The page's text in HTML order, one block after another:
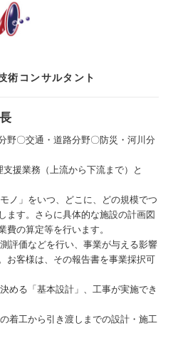
術コンサルタント
野〇交通・道路分野〇防災・河川分
援業務（上流から下流まで）と
ノ」をいつ、どこに、どの規模でつ
ます。さらに具体的な施設の計画図
費の算定等を行います。
評価などを行い、事業が与える影響
お客様は、その報告書を事業採択可
める「基本設計」、工事が実施でき
着工から引き渡しまでの設計・施工